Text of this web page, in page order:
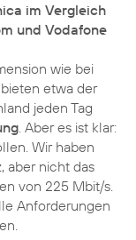
im Vergleich
und Vodafone
wie bei
etwa der
jeden Tag
. Aber es ist klar:
Wir haben
aber nicht das
von 225 Mbit/s.
Anforderungen